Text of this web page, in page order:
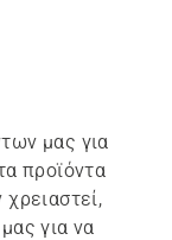
μας για
προϊόντα
για να